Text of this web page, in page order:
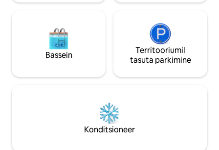
Bassein
Territooriumil
tasuta parkimine
Konditsioneer